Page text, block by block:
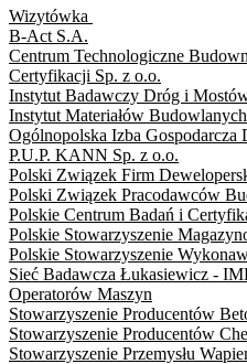
Wizytówka
B-Act S.A.
Centrum Technologiczne
Certyfikacji Sp. z o.o.
Instytut Badawczy Dróg i
Instytut Materiałów
Ogólnopolska Izba Gospodarcza
P.U.P. KANN Sp. z o.o.
Polski Związek Firm
Polski Związek Pracodawców
Polskie Centrum Badań i
Polskie Stowarzyszenie
Polskie Stowarzyszenie
Sieć Badawcza Łukasiewicz -
Operatorów Maszyn
Stowarzyszenie Producentów
Stowarzyszenie Producentów
Stowarzyszenie Przemysłu